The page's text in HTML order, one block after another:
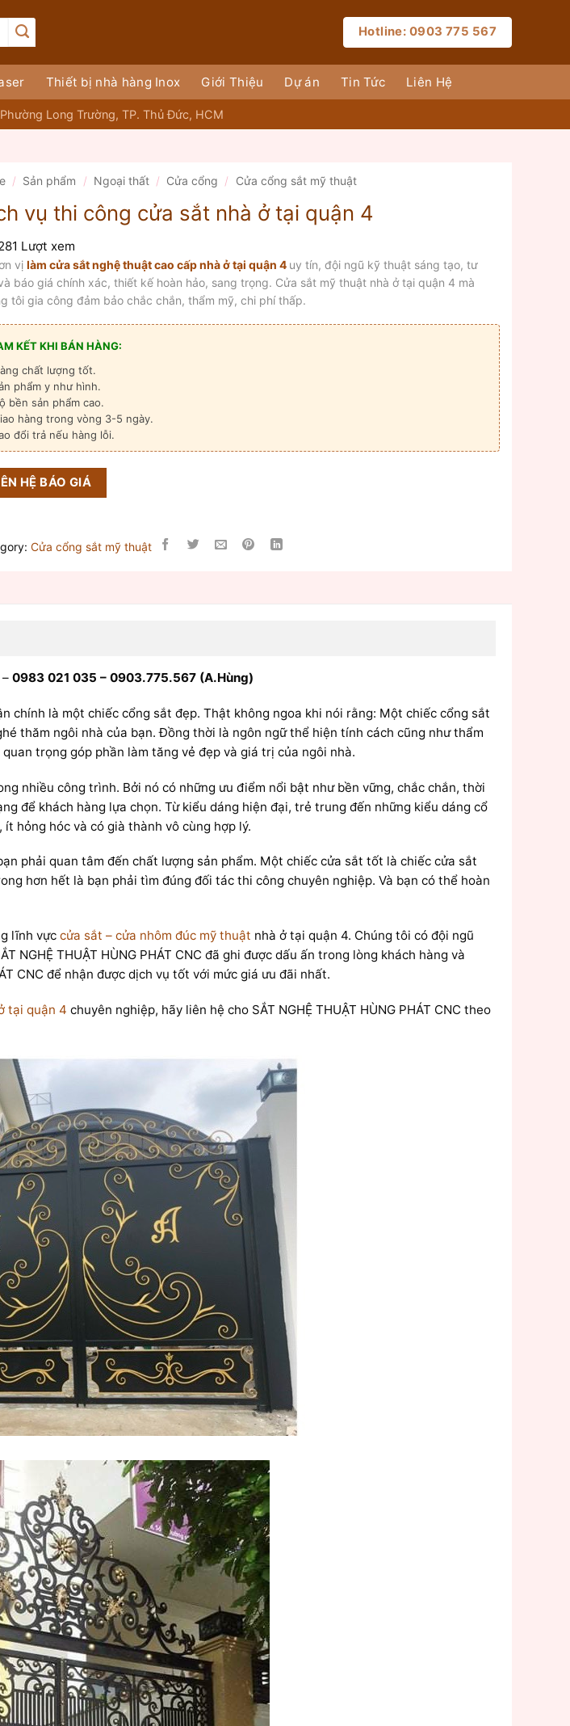
Hotline: 0903 775 567
Thiết bị nhà hàng Inox Giới Thiệu Dự án Tin Tức Liên Hệ
Long Trường, TP. Thủ Đức, HCM
/ Sản phẩm / Ngoại thất / Cửa cổng / Cửa cổng sắt mỹ thuật
vụ thi công cửa sắt nhà ở tại quận 4
Lượt xem
vị làm cửa sắt nghệ thuật cao cấp nhà ở tại quận 4 uy tín, đội ngũ kỹ thuật sáng tạo, tư
báo giá chính xác, thiết kế hoàn hảo, sang trọng. Cửa sắt mỹ thuật nhà ở tại quận 4 mà
tôi gia công đảm bảo chắc chắn, thẩm mỹ, chi phí thấp.
KẾT KHI BÁN HÀNG:
chất lượng tốt.
phẩm y như hình.
bền sản phẩm cao.
hàng trong vòng 3-5 ngày.
đổi trả nếu hàng lỗi.
HỆ BÁO GIÁ
Cửa cổng sắt mỹ thuật
0983 021 035 – 0903.775.567 (A.Hùng)
chính là một chiếc cổng sắt đẹp. Thật không ngoa khi nói rằng: Một chiếc cổng sắt
thăm ngôi nhà của bạn. Đồng thời là ngôn ngữ thể hiện tính cách cũng như thẩm
trọng góp phần làm tăng vẻ đẹp và giá trị của ngôi nhà.
nhiều công trình. Bởi nó có những ưu điểm nổi bật như bền vững, chắc chắn, thời
để khách hàng lựa chọn. Từ kiểu dáng hiện đại, trẻ trung đến những kiểu dáng cổ
hỏng hóc và có già thành vô cùng hợp lý.
phải quan tâm đến chất lượng sản phẩm. Một chiếc cửa sắt tốt là chiếc cửa sắt
hơn hết là bạn phải tìm đúng đối tác thi công chuyên nghiệp. Và bạn có thể hoàn
lĩnh vực cửa sắt – cửa nhôm đúc mỹ thuật nhà ở tại quận 4. Chúng tôi có đội ngũ
THUẬT HÙNG PHÁT CNC đã ghi được dấu ấn trong lòng khách hàng và
CNC để nhận được dịch vụ tốt với mức giá ưu đãi nhất.
tại quận 4 chuyên nghiệp, hãy liên hệ cho SẮT NGHỆ THUẬT HÙNG PHÁT CNC theo